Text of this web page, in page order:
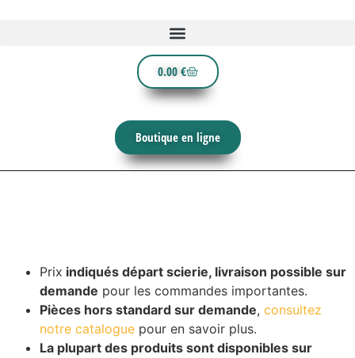
0.00 €
Boutique en ligne
Prix indiqués départ scierie, livraison possible sur
demande pour les commandes importantes.
Pièces hors standard sur demande, consultez
notre catalogue pour en savoir plus.
La plupart des produits sont disponibles sur